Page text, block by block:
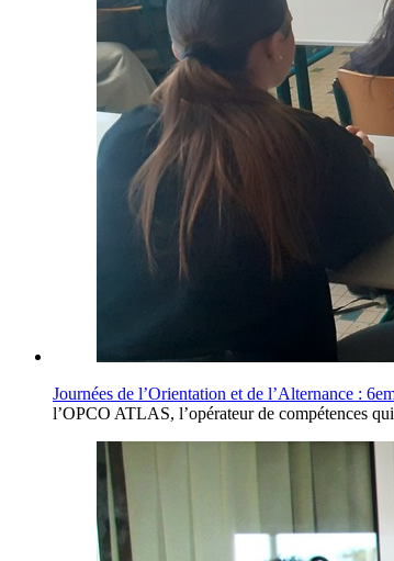
Journées de l’Orientation et de l’Alternance :
l’OPCO ATLAS, l’opérateur de compétences